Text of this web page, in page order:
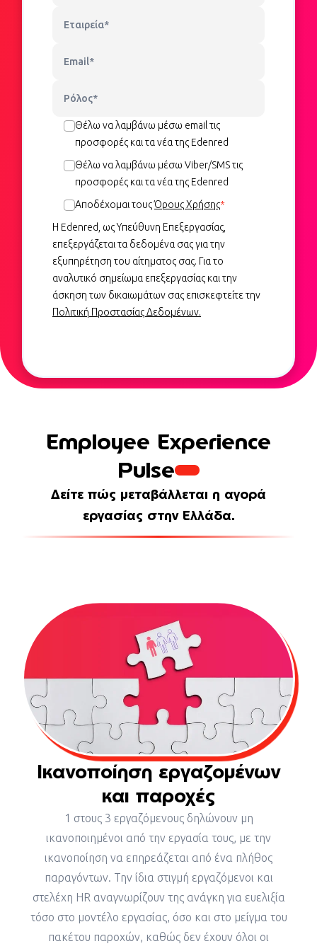
Θέλω να λαμβάνω μέσω email τις
προσφορές και τα νέα της Edenred
Θέλω να λαμβάνω μέσω Viber/SMS τις
προσφορές και τα νέα της Edenred
Αποδέχομαι τουςΌρους Χρήσης*
Η Edenred, ως Υπεύθυνη Επεξεργασίας,
επεξεργάζεται τα δεδομένα σας για την
εξυπηρέτηση του αίτηματος σας. Για το
αναλυτικό σημείωμα επεξεργασίας και την
άσκηση των δικαιωμάτων σας επισκεφτείτε την
Πολιτική Προστασίας Δεδομένων.
Employee Experience
Pulse
Δείτε πώς μεταβάλλεται η αγορά
εργασίας στην Ελλάδα.
Ικανοποίηση εργαζομένων
και παροχές
1 στους 3 εργαζόμενους δηλώνουν μη
ικανοποιημένοι από την εργασία τους, με την
ικανοποίηση να επηρεάζεται από ένα πλήθος
παραγόντων. Την ίδια στιγμή εργαζόμενοι και
στελέχη HR αναγνωρίζουν της ανάγκη για ευελιξία
τόσο στο μοντέλο εργασίας, όσο και στο μείγμα του
πακέτου παροχών, καθώς δεν έχουν όλοι οι